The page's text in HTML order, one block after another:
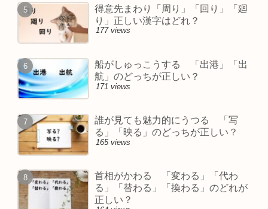
得意先まわり「周り」「回り」「廻
り」正しい漢字はどれ？
177 views
船がしゅっこうする 「出港」「出
航」のどっちが正しい？
171 views
誰が見ても魅力的にうつる 「写
る」「映る」のどっちが正しい？
165 views
首相がかわる 「変わる」「代わ
る」「替わる」「換わる」のどれが
正しい？